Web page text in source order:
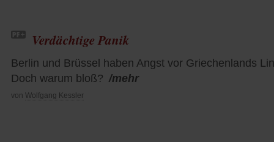
Verdächtige Panik
Berlin und Brüssel haben Angst vor Griechenlands
Doch warum bloß? /mehr
von Wolfgang Kessler